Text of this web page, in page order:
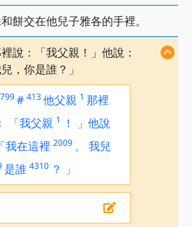
餅交在他兒子雅各的手裡。
說：「我父親！」他說：
，你是誰？」
# 413他父親 1 那裡
： 「我父親 1 ！ 」他說
「我在這裡 2009 。 我兒
是誰 4310 ？ 」